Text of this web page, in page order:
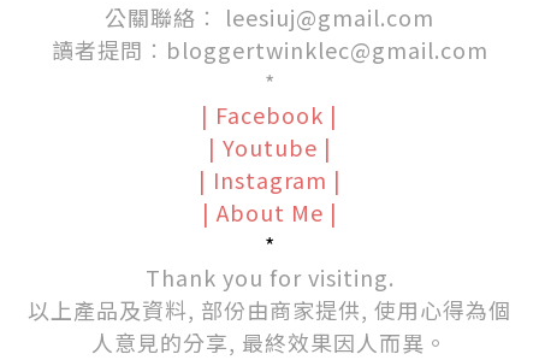
公關聯絡︰
leesiuj@gmail.com
讀者提問︰ bloggertwinklec@gmail.com
*
| Facebook |
| Youtube |
| Instagram |
| About Me |
*
Thank you for visiting.
以上產品及資料, 部份由商家提供, 使用心得為個
人意見的分享, 最終效果因人而異。